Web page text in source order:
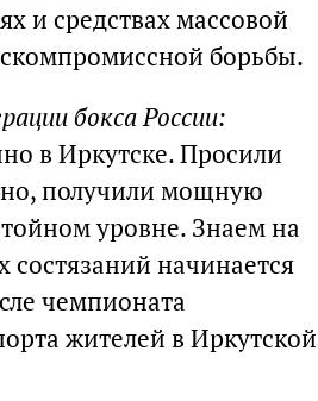
и средствах массовой
борьбы.
бокса России:
в Иркутске. Просили
получили мощную
уровне. Знаем на
состязаний начинается
чемпионата
жителей в Иркутской